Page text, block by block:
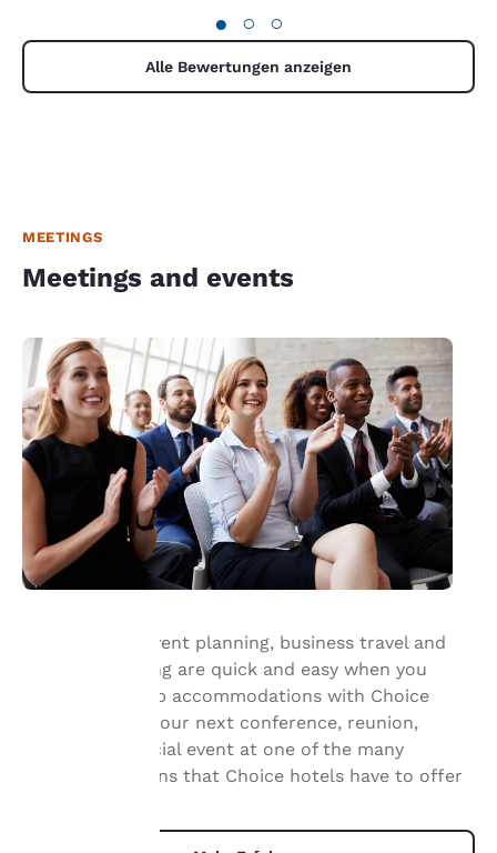
● ○ ○
Alle Bewertungen anzeigen
MEETINGS
Meetings and events
Group travel, event planning, business travel and
meeting planning are quick and easy when you
book your group accommodations with Choice
Hotels®. Have your next conference, reunion,
meeting or special event at one of the many
meeting locations that Choice hotels have to offer